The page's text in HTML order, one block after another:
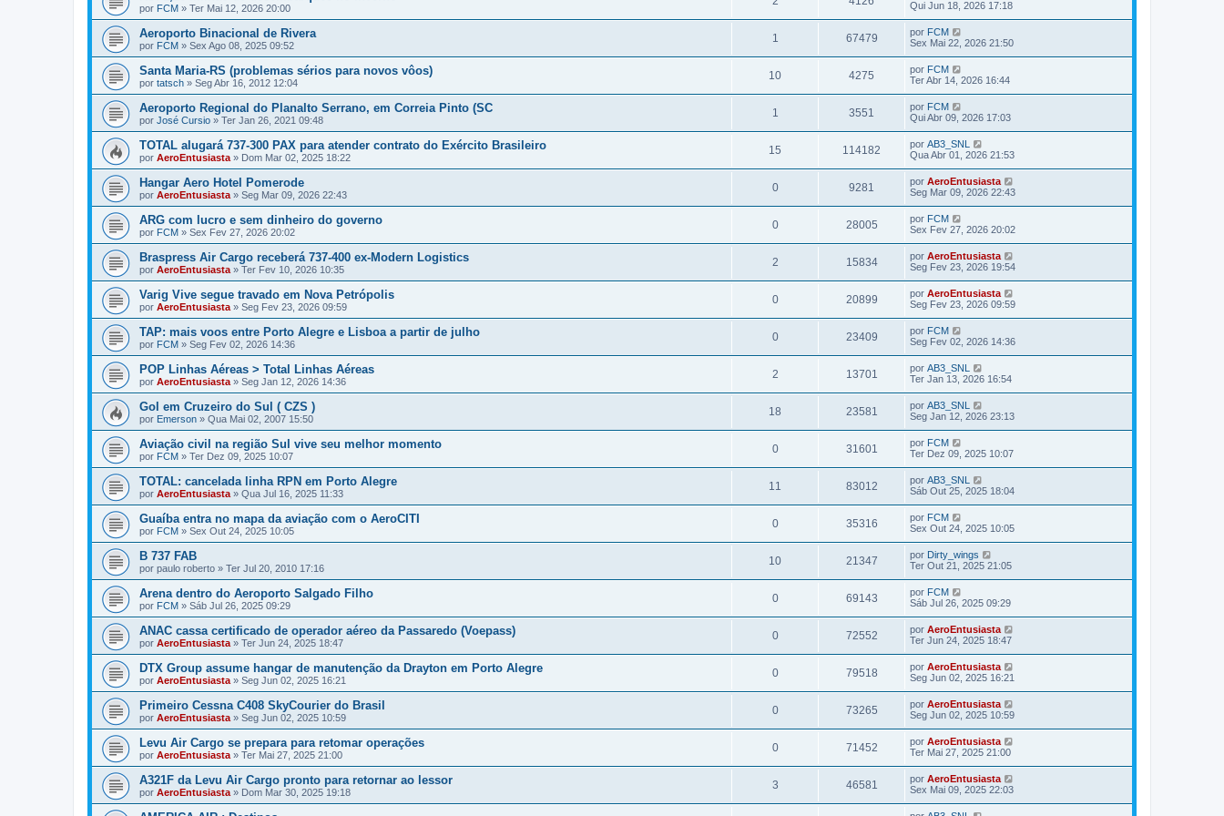
por FCM » Ter Mai 12, 2026 20:00
Qui Jun 18, 2026 17:18
Aeroporto Binacional de Rivera
por FCM » Sex Ago 08, 2025 09:52
1 67479 por FCM
Sex Mai 22, 2026 21:50
Santa Maria-RS (problemas sérios para novos vôos)
por tatsch » Seg Abr 16, 2012 12:04
10 4275 por FCM
Ter Abr 14, 2026 16:44
Aeroporto Regional do Planalto Serrano, em Correia Pinto (SC
por José Cursio » Ter Jan 26, 2021 09:48
1 3551 por FCM
Qui Abr 09, 2026 17:03
TOTAL alugará 737-300 PAX para atender contrato do Exército Brasileiro
por AeroEntusiasta » Dom Mar 02, 2025 18:22
15 114182 por AB3_SNL
Qua Abr 01, 2026 21:53
Hangar Aero Hotel Pomerode
por AeroEntusiasta » Seg Mar 09, 2026 22:43
0 9281 por AeroEntusiasta
Seg Mar 09, 2026 22:43
ARG com lucro e sem dinheiro do governo
por FCM » Sex Fev 27, 2026 20:02
0 28005 por FCM
Sex Fev 27, 2026 20:02
Braspress Air Cargo receberá 737-400 ex-Modern Logistics
por AeroEntusiasta » Ter Fev 10, 2026 10:35
2 15834 por AeroEntusiasta
Seg Fev 23, 2026 19:54
Varig Vive segue travado em Nova Petrópolis
por AeroEntusiasta » Seg Fev 23, 2026 09:59
0 20899 por AeroEntusiasta
Seg Fev 23, 2026 09:59
TAP: mais voos entre Porto Alegre e Lisboa a partir de julho
por FCM » Seg Fev 02, 2026 14:36
0 23409 por FCM
Seg Fev 02, 2026 14:36
POP Linhas Aéreas > Total Linhas Aéreas
por AeroEntusiasta » Seg Jan 12, 2026 14:36
2 13701 por AB3_SNL
Ter Jan 13, 2026 16:54
Gol em Cruzeiro do Sul ( CZS )
por Emerson » Qua Mai 02, 2007 15:50
18 23581 por AB3_SNL
Seg Jan 12, 2026 23:13
Aviação civil na região Sul vive seu melhor momento
por FCM » Ter Dez 09, 2025 10:07
0 31601 por FCM
Ter Dez 09, 2025 10:07
TOTAL: cancelada linha RPN em Porto Alegre
por AeroEntusiasta » Qua Jul 16, 2025 11:33
11 83012 por AB3_SNL
Sáb Out 25, 2025 18:04
Guaíba entra no mapa da aviação com o AeroCITI
por FCM » Sex Out 24, 2025 10:05
0 35316 por FCM
Sex Out 24, 2025 10:05
B 737 FAB
por paulo roberto » Ter Jul 20, 2010 17:16
10 21347 por Dirty_wings
Ter Out 21, 2025 21:05
Arena dentro do Aeroporto Salgado Filho
por FCM » Sáb Jul 26, 2025 09:29
0 69143 por FCM
Sáb Jul 26, 2025 09:29
ANAC cassa certificado de operador aéreo da Passaredo (Voepass)
por AeroEntusiasta » Ter Jun 24, 2025 18:47
0 72552 por AeroEntusiasta
Ter Jun 24, 2025 18:47
DTX Group assume hangar de manutenção da Drayton em Porto Alegre
por AeroEntusiasta » Seg Jun 02, 2025 16:21
0 79518 por AeroEntusiasta
Seg Jun 02, 2025 16:21
Primeiro Cessna C408 SkyCourier do Brasil
por AeroEntusiasta » Seg Jun 02, 2025 10:59
0 73265 por AeroEntusiasta
Seg Jun 02, 2025 10:59
Levu Air Cargo se prepara para retomar operações
por AeroEntusiasta » Ter Mai 27, 2025 21:00
0 71452 por AeroEntusiasta
Ter Mai 27, 2025 21:00
A321F da Levu Air Cargo pronto para retornar ao lessor
por AeroEntusiasta » Dom Mar 30, 2025 19:18
3 46581 por AeroEntusiasta
Sex Mai 09, 2025 22:03